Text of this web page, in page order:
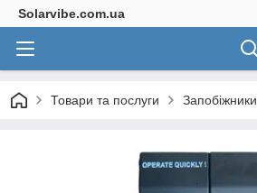
Solarvibe.com.ua
Товари та послуги Запобіжники